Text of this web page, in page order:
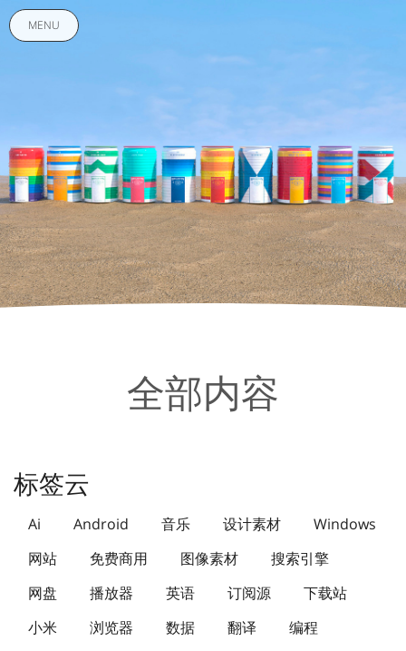
MENU
全部内容
标签云
Ai Android 音乐 设计素材
Windows
网站
免费商用 图像素材
搜索引擎
网盘
播放器 英语 订阅源
下载站
小米
浏览器 数据 翻译
编程